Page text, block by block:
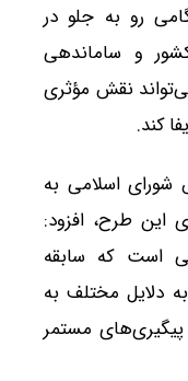
رو به جلو در
و ساماندهی
نقش مؤثری
کند.
شورای اسلامی به
این طرح، افزود:
است که سابقه
دلایل مختلف به
پیگیری‌های مستمر